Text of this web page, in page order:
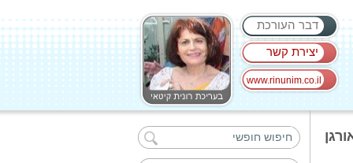
דבר העורכת
יצירת קשר
www.rinunim.co.il
דניאל פוליקר היא בעלת ניסיון של
למעלה...